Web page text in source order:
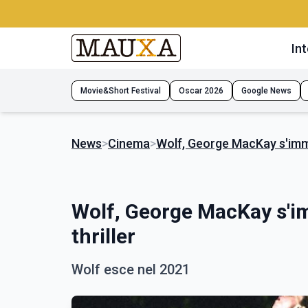
Movie&Short Festival Oscar 2026 Google News
News>Cinema>Wolf, George MacKay
Wolf, George MacKay
thriller
Wolf esce nel 2021